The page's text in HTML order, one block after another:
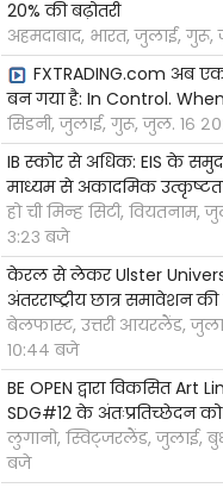
20% की बढ़ोतरी
अहमदाबाद, भारत, जुलाई,
FXTRADING.com अब
बन गया है: In Control.
सिडनी, जुलाई, गुरू, जुल. १६
IB स्कोर से अधिक: EIS के
माध्यम से अकादमिक
हो ची मिन्ह सिटी, वियतनाम,
३:२३ बजे
केरल से लेकर Ulster
अंतरराष्ट्रीय छात्र समावेशन
बेलफास्ट, उत्तरी आयरलैंड,
१०:४४ बजे
BE OPEN द्वारा विकसित Art
SDG#12 के अंतःप्रतिच्छेदन को
लुगानो, स्विट्जरलैंड, जुलाई,
बजे